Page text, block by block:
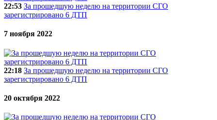
22:53 За прошедшую неделю на территории СГО
зарегистрировано 6 ДТП
7 ноября 2022
22:18 За прошедшую неделю на территории СГО
зарегистрировано 6 ДТП
20 октября 2022